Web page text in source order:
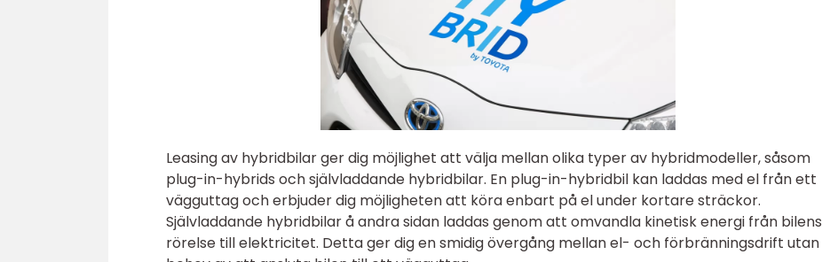
Leasing av hybridbilar ger dig möjlighet att välja mellan olika typer av hybridmodeller, såsom
plug-in-hybrids och självladdande hybridbilar. En plug-in-hybridbil kan laddas med el från ett
vägguttag och erbjuder dig möjligheten att köra enbart på el under kortare sträckor.
Självladdande hybridbilar å andra sidan laddas genom att omvandla kinetisk energi från bilens
rörelse till elektricitet. Detta ger dig en smidig övergång mellan el- och förbränningsdrift utan